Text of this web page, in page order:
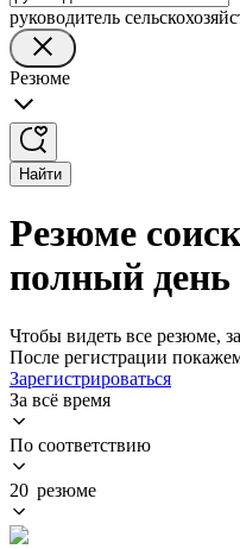
руководитель
Резюме
Найти
Резюме
полный день
Чтобы видеть все резюме,
После регистрации
Зарегистрироваться
За всё время
По соответствию
20 резюме